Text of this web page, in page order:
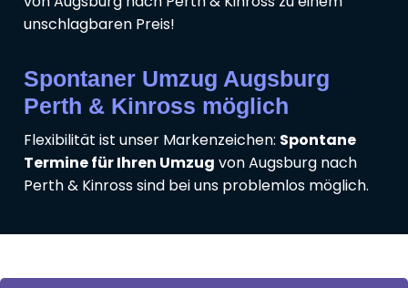
unschlagbaren Preis!
Spontaner Umzug Augsburg
Perth & Kinross möglich
Flexibilität ist unser Markenzeichen: Spontane
Termine für Ihren Umzug von Augsburg nach
Perth & Kinross sind bei uns problemlos möglich.